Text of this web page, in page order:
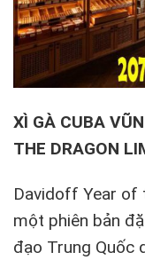
XÌ GÀ CUBA
THE DRAGON
Davidoff Year of
một phiên bản
đạo Trung Quốc